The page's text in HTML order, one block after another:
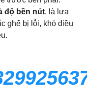
độ bền nút, là lựa
ghế bị lỗi, khó điều